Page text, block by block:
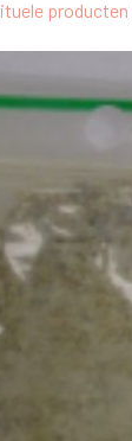
producten